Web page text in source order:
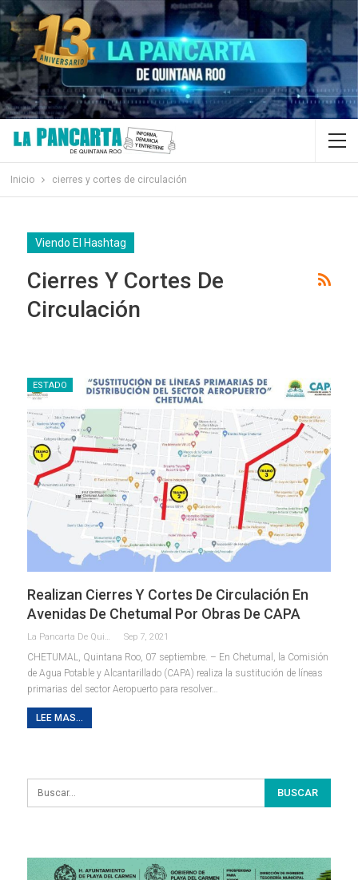
Inicio cierres y cortes de circulación
Viendo El Hashtag
Cierres Y Cortes De
Circulación
ESTADO
Realizan Cierres Y Cortes De Circulación En
Avenidas De Chetumal Por Obras De CAPA
La Pancarta De Quintana Roo Sep 7, 2021
CHETUMAL, Quintana Roo, 07 septiembre. – En Chetumal, la Comisión
de Agua Potable y Alcantarillado (CAPA) realiza la sustitución de líneas
primarias del sector Aeropuerto para resolver…
LEE MAS...